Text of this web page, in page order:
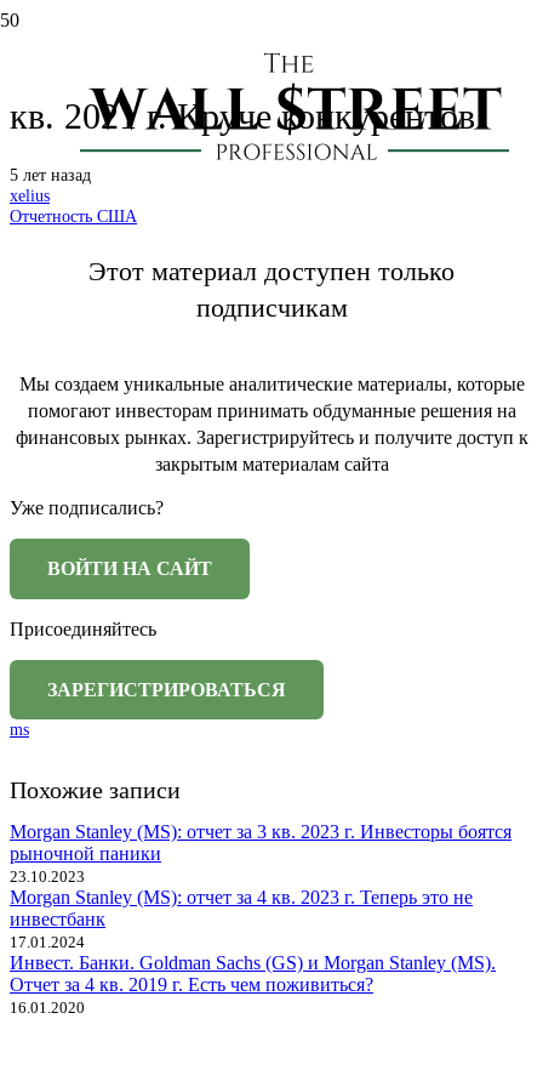
Morgan Stanley (MS): отчет за 4
кв. 2021 г. Круче конкурентов
5 лет назад
xelius
Отчетность США
Этот материал доступен только
подписчикам
Мы создаем уникальные аналитические материалы, которые
помогают инвесторам принимать обдуманные решения на
финансовых рынках. Зарегистрируйтесь и получите доступ к
закрытым материалам сайта
Уже подписались?
Присоединяйтесь
ms
Похожие записи
Morgan Stanley (MS): отчет за 3 кв. 2023 г. Инвесторы боятся
рыночной паники
23.10.2023
Morgan Stanley (MS): отчет за 4 кв. 2023 г. Теперь это не
инвестбанк
17.01.2024
Инвест. Банки. Goldman Sachs (GS) и Morgan Stanley (MS).
Отчет за 4 кв. 2019 г. Есть чем поживиться?
16.01.2020